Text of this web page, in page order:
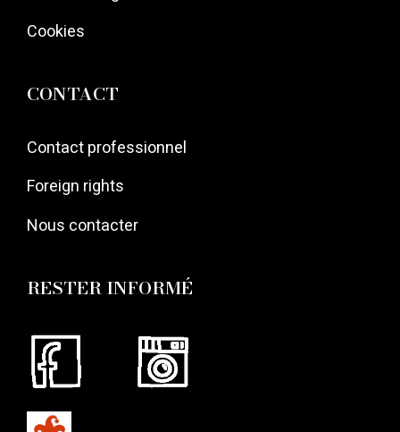
Cookies
CONTACT
Contact professionnel
Foreign rights
Nous contacter
RESTER INFORMÉ